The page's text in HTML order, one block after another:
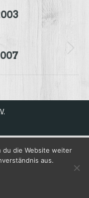
du die Website weiter
aus.